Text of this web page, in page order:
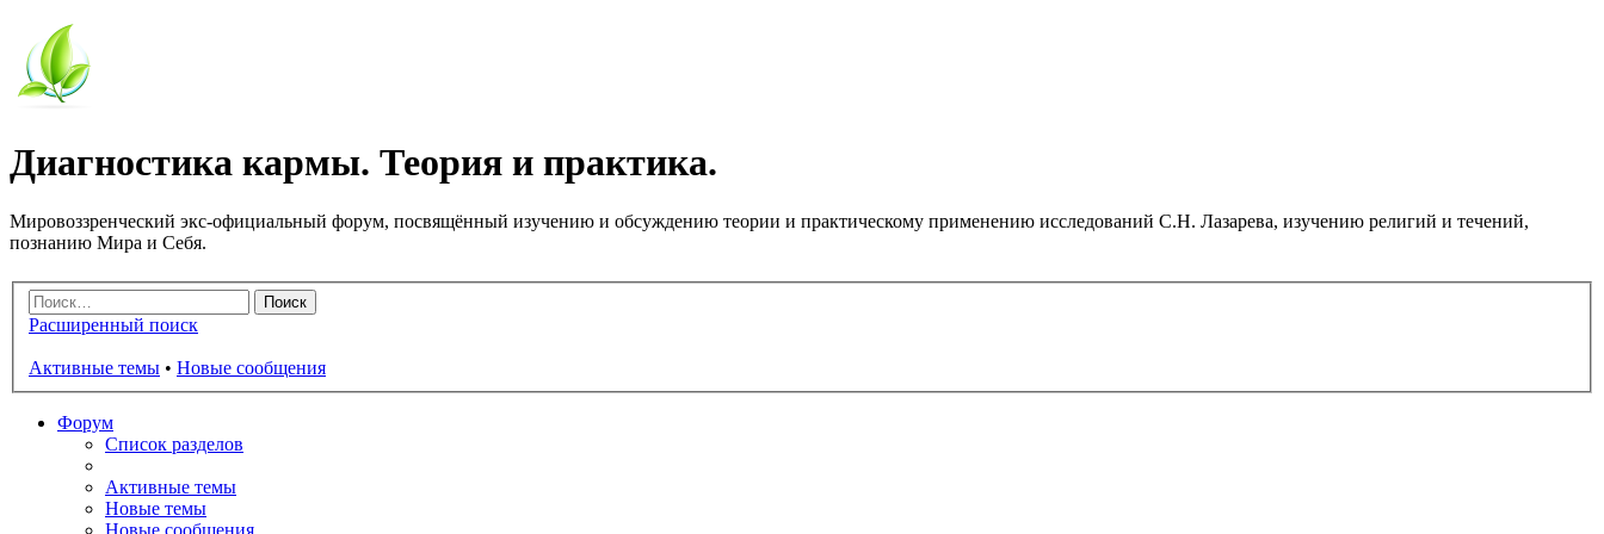
Диагностика кармы. Теория и практика.
Мировоззренческий экс-официальный форум, посвящённый изучению и обсуждению теории и практическому применению исследований С.Н. Лазарева, изучению религий и течений,
познанию Мира и Себя.
Расширенный поиск
Активные темы • Новые сообщения
Форум
Список разделов
Активные темы
Новые темы